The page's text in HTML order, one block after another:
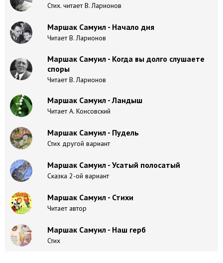
Стих. читает В. Ларионов
Маршак Самуил - Начало дня
Читает В. Ларионов
Маршак Самуил - Когда вы долго слушаете
споры
Читает В. Ларионов
Маршак Самуил - Ландыш
Читает А. Консовский
Маршак Самуил - Пудель
Стих другой вариант
Маршак Самуил - Усатый полосатый
Сказка 2-ой вариант
Маршак Самуил - Стихи
Читает автор
Маршак Самуил - Наш герб
Стих